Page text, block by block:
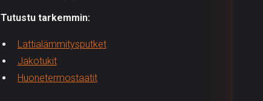
Tutustu tarkemmin:
Lattialämmitysputket
Jakotukit
Huonetermostaatit